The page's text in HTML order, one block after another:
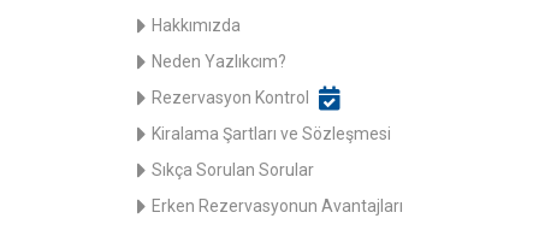
Hakkımızda
Neden Yazlıkcım?
Rezervasyon Kontrol
Kiralama Şartları ve Sözleşmesi
Sıkça Sorulan Sorular
Erken Rezervasyonun Avantajları